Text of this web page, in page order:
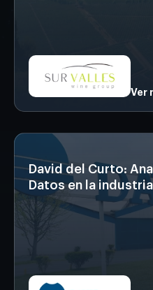
Ver
David del Curto:
Datos en la